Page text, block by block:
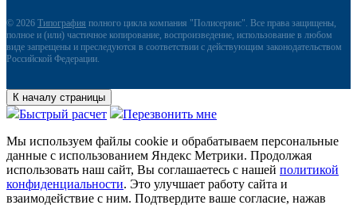
© 2026 Типография полного цикла компания "Полисервис". Все права защищены,
полное и (или) частичное копирование, воспроизведение, использование в любом
виде запрещены и преследуются в соответствии с действующим законодательством
Российской Федерации.
К началу страницы
Быстрый расчет
Перезвонить мне
Мы используем файлы сookie и обрабатываем персональные
данные с использованием Яндекс Метрики. Продолжая
использовать наш сайт, Вы соглашаетесь с нашей политикой
конфиденциальности. Это улучшает работу сайта и
взаимодействие с ним. Подтвердите ваше согласие, нажав